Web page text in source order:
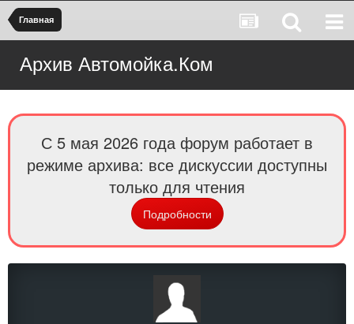
Главная
Архив Автомойка.Ком
С 5 мая 2026 года форум работает в
режиме архива: все дискуссии доступны
только для чтения
Подробности